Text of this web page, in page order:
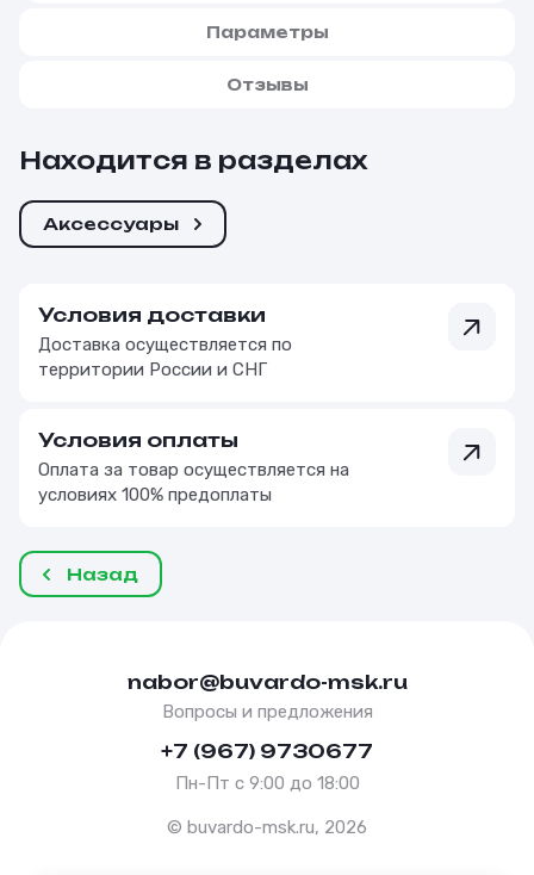
Параметры
Отзывы
Находится в разделах
Аксессуары
Условия доставки
Доставка осуществляется по
территории России и СНГ
Условия оплаты
Оплата за товар осуществляется на
условиях 100% предоплаты
Назад
nabor@buvardo-msk.ru
Вопросы и предложения
+7 (967) 9730677
Пн-Пт с 9:00 до 18:00
© buvardo-msk.ru, 2026